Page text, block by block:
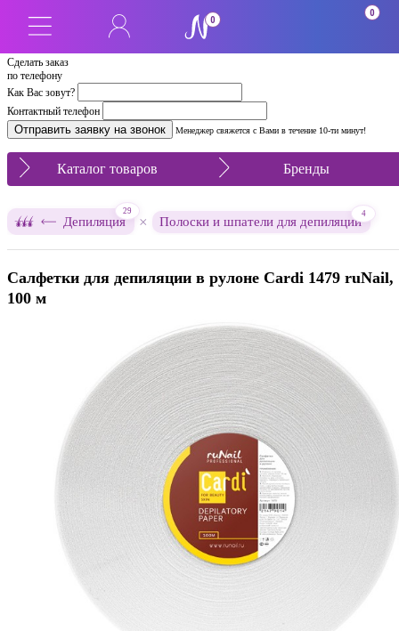
Сделать заказ
по телефону
Как Вас зовут?
Контактный телефон
Менеджер свяжется с Вами в течение 10-ти минут!
0
0
Каталог товаров Бренды
Депиляция
29
× Полоски и шпатели для депиляции
4
Салфетки для депиляции в рулоне Cardi 1479 ruNail,
100 м